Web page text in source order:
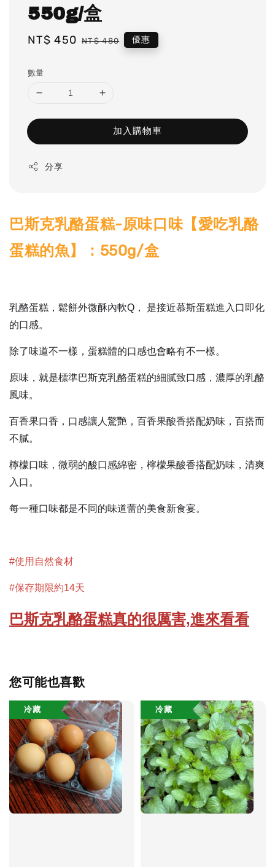
550g/盒
Sale
NT$ 450 Regular
NT$ 480 優惠
數量
加入購物車
分享
巴斯克乳酪蛋糕-原味口味【愛吃乳酪
蛋糕的魚】：550g/盒
乳酪蛋糕， 鬆餅外微酥內軟Q，
是接近慕斯蛋糕進入口即化
的口感。
除了味道不一樣，蛋糕體的口感也會略有不一樣。
原味，就是標準巴斯克乳酪蛋糕的細膩致口感，濃厚的乳酪
風味。
百香果口香，口感讓人驚艷，百香果酸香搭配奶味，百搭而
不膩。
檸檬口味，微弱的酸口感綿密，檸檬果酸香搭配奶味，清爽
入口。
每一種口味都是不同的味道蕾的美食新食宴。
#使用自然食材
#保存期限約14天
巴斯克乳酪蛋糕真的很厲害,進來看看
您可能也喜歡
冷藏 冷藏